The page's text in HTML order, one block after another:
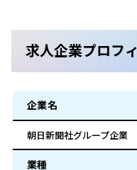
求人企業プロフ
企業名
朝日新聞社グループ企業
業種